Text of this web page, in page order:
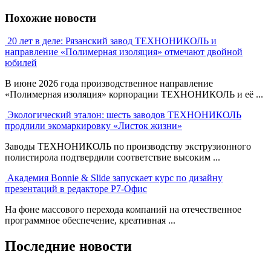
Похожие новости
20 лет в деле: Рязанский завод ТЕХНОНИКОЛЬ и
направление «Полимерная изоляция» отмечают двойной
юбилей
В июне 2026 года производственное направление
«Полимерная изоляция» корпорации ТЕХНОНИКОЛЬ и её ...
Экологический эталон: шесть заводов ТЕХНОНИКОЛЬ
продлили экомаркировку «Листок жизни»
Заводы ТЕХНОНИКОЛЬ по производству экструзионного
полистирола подтвердили соответствие высоким ...
Академия Bonnie & Slide запускает курс по дизайну
презентаций в редакторе Р7-Офис
На фоне массового перехода компаний на отечественное
программное обеспечение, креативная ...
Последние новости